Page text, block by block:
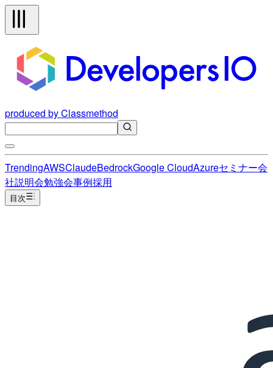
produced by Classmethod
TrendingAWSClaudeBedrockGoogle CloudAzureセミナー会
社説明会勉強会事例採用
目次